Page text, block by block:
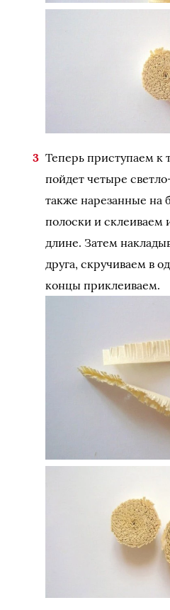
Теперь приступаем к
пойдет четыре
также нарезанные на
полоски и склеиваем
длине. Затем
друга, скручиваем в
концы приклеиваем.